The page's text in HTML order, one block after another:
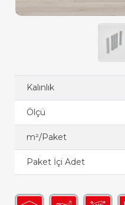
Kalınlık
Ölçü
m²/Paket
Paket İçi Adet